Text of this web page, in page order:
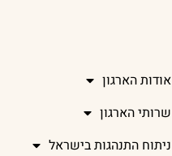
אודות הארגון
שרותי הארגון
ניתוח התנהגות בישראל